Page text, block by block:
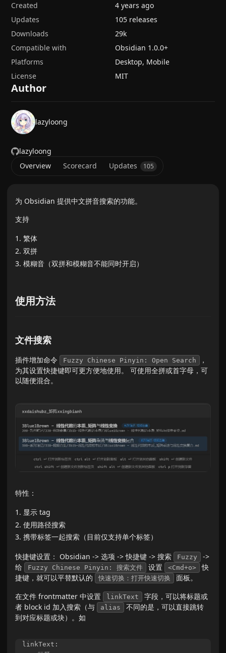
Overview Scorecard Updates 105
为 Obsidian 提供中文拼音搜索的功能。
支持
繁体
双拼
模糊音（双拼和模糊音不能同时开启）
使用方法
文件搜索
插件增加命令 Fuzzy Chinese Pinyin: Open Search
，
为其设置快捷键即可更方便地使用。 可使用全拼或首字母，可
以随便混合。
特性：
显示 tag
使用路径搜索
携带标签一起搜索（目前仅支持单个标签）
快捷键设置： Obsidian -> 选项 -> 快捷键 -> 搜索 Fuzzy
->
给
Fuzzy Chinese Pinyin: 搜索文件 设置 <Cmd+o>
快
捷键，就可以平替默认的
快速切换：打开快速切换
面板。
在文件 frontmatter 中设置
linkText
字段，可以将标题或
者 block id 加入搜索（与
alias
不同的是，可以直接跳转
到对应标题或块）。如
linkText:
Created
4 years ago
Updates
105 releases
Downloads
29k
Compatible with
Obsidian 1.0.0+
Platforms
Desktop, Mobile
License
MIT
Author
lazyloong
lazyloong